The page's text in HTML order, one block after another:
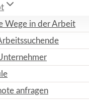
Wege in der Arbeit
anfragen